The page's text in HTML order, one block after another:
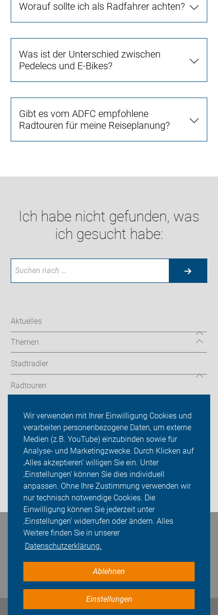
Wir verwenden mit Ihrer Einwilligung Cookies und
verarbeiten personenbezogene Daten, um externe
Medien (z.B. YouTube) einzubinden sowie für
Analyse- und Marketingzwecke. Durch Klicken auf
‚Alles akzeptieren‘ willigen Sie ein. Unter
‚Einstellungen‘ können Sie dies individuell
anpassen. Ohne Ihre Zustimmung verwenden wir
nur technisch notwendige Cookies. Die
Einwilligung können Sie jederzeit unter
‚Einstellungen‘ widerrufen oder ändern. Alles
Weitere finden Sie in unserer
Datenschutzerklärung.
Ablehnen
Einstellungen
Worauf sollte ich als Radfahrer achten?
Was ist der Unterschied zwischen
Pedelecs und E-Bikes?
Gibt es vom ADFC empfohlene
Radtouren für meine Reiseplanung?
Ich habe nicht gefunden, was
ich gesucht habe:
Aktuelles
Themen
Stadtradler
Radtouren
ADFC Schwäbisch Hall
Sei dabei
Presse
Login
Bleiben Sie in Kontakt